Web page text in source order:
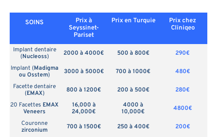
SOINS
Prix à
Seyssinet-
Pariset
Prix en Turquie
Prix chez
Cliniqeo
Implant dentaire
(Nucleoss) 2000 à 4000€ 500 à 800€
290€
Implant (Madigma
ou Osstem) 3000 à 5000€ 700 à 1000€
480€
Facette dentaire
(EMAX) 800 à 1200€ 200 à 500€
280€
20 Facettes EMAX
Veneers
16,000 à
24,000€
4000 à
10,000€
4800€
Couronne
zirconium
700 à 1500€ 250 à 400€
200€